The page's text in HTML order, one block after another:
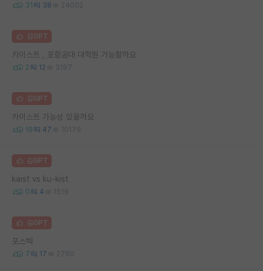
31 38 24002
김GPT
카이스트 , 포항공대 대학원 가능할까요
2 12 3197
김GPT
카이스트 가능성 있을까요
19 47 10179
김GPT
kaist vs ku-kist
0 4 1519
김GPT
포스텍
7 17 2790